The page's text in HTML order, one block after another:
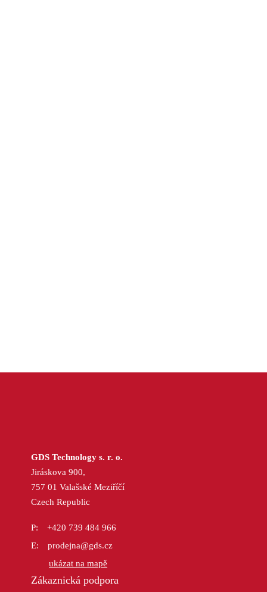
GDS Technology s. r. o.
Jiráskova 900,
757 01 Valašské Meziříčí
Czech Republic
+420 739 484 966
prodejna@gds.cz
ukázat na mapě
Zákaznická podpora